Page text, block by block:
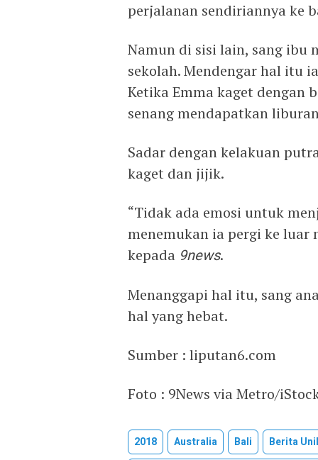
perjalanan sendiriannya ke
Namun di sisi lain, sang ibu
sekolah. Mendengar hal itu
Ketika Emma kaget dengan
senang mendapatkan
Sadar dengan kelakuan
kaget dan jijik.
“Tidak ada emosi untuk
menemukan ia pergi ke luar
kepada 9news.
Menanggapi hal itu, sang
hal yang hebat.
Sumber : liputan6.com
Foto : 9News via Metro/
2018 Australia Bali
Berita